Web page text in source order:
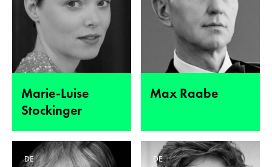
Marie-Luise
Stockinger
Max Raabe
DE DE